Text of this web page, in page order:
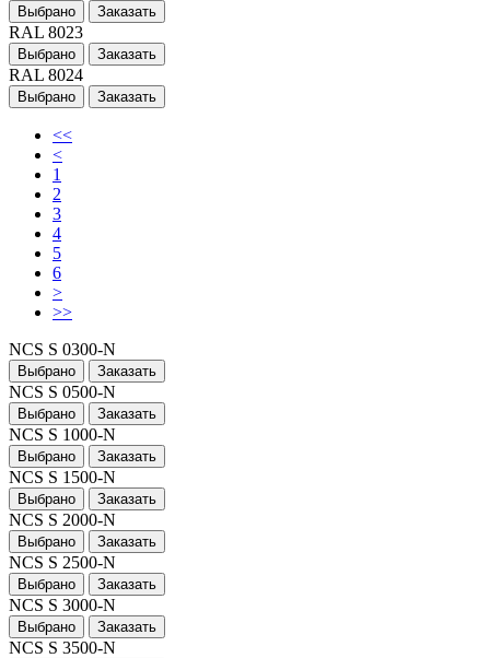
Выбрано Заказать
RAL 8023
Выбрано Заказать
RAL 8024
Выбрано Заказать
<<
<
1
2
3
4
5
6
>
>>
NCS S 0300-N
Выбрано Заказать
NCS S 0500-N
Выбрано Заказать
NCS S 1000-N
Выбрано Заказать
NCS S 1500-N
Выбрано Заказать
NCS S 2000-N
Выбрано Заказать
NCS S 2500-N
Выбрано Заказать
NCS S 3000-N
Выбрано Заказать
NCS S 3500-N